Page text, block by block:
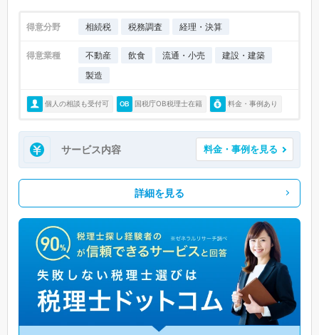
得意分野 相続税 税務調査 経理・決算
得意業種 不動産 飲食 流通・小売
建設・建築
製造
個人の相談も受付可 国税庁OB税理士在籍 料金・事例あり
サービス内容 料金・事例を見る
詳細を見る